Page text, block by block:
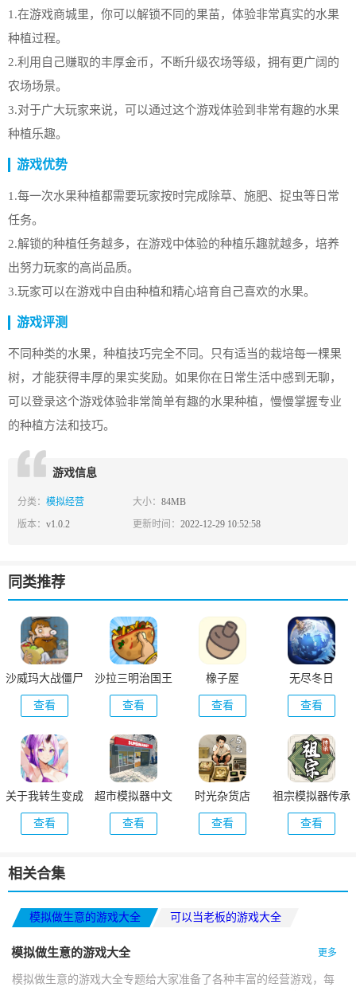
1.在游戏商城里，你可以解锁不同的果苗，体验非常真实的水果
种植过程。
2.利用自己赚取的丰厚金币，不断升级农场等级，拥有更广阔的
农场场景。
3.对于广大玩家来说，可以通过这个游戏体验到非常有趣的水果
种植乐趣。
游戏优势
1.每一次水果种植都需要玩家按时完成除草、施肥、捉虫等日常
任务。
2.解锁的种植任务越多，在游戏中体验的种植乐趣就越多，培养
出努力玩家的高尚品质。
3.玩家可以在游戏中自由种植和精心培育自己喜欢的水果。
游戏评测
不同种类的水果，种植技巧完全不同。只有适当的栽培每一棵果
树，才能获得丰厚的果实奖励。如果你在日常生活中感到无聊，
可以登录这个游戏体验非常简单有趣的水果种植，慢慢掌握专业
的种植方法和技巧。
游戏信息
分类： 模拟经营 大小：84MB
版本： v1.0.2 更新时间：2022-12-29 10:52:58
同类推荐
沙威玛大战僵尸
查看
沙拉三明治国王
正版
查看
橡子屋
查看
无尽冬日
查看
关于我转生变成
史莱姆这档事新
世界
查看
超市模拟器中文
版
查看
时光杂货店
查看
祖宗模拟器传承
查看
相关合集
模拟做生意的游戏大全
可以当老板的游戏大全
模拟做生意的游戏大全 更多
模拟做生意的游戏大全专题给大家准备了各种丰富的经营游戏，每